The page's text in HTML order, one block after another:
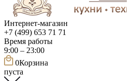
Интернет-магазин
+7 (499) 653 71 71
Время работы
9:00 – 23:00
0Корзина
пуста